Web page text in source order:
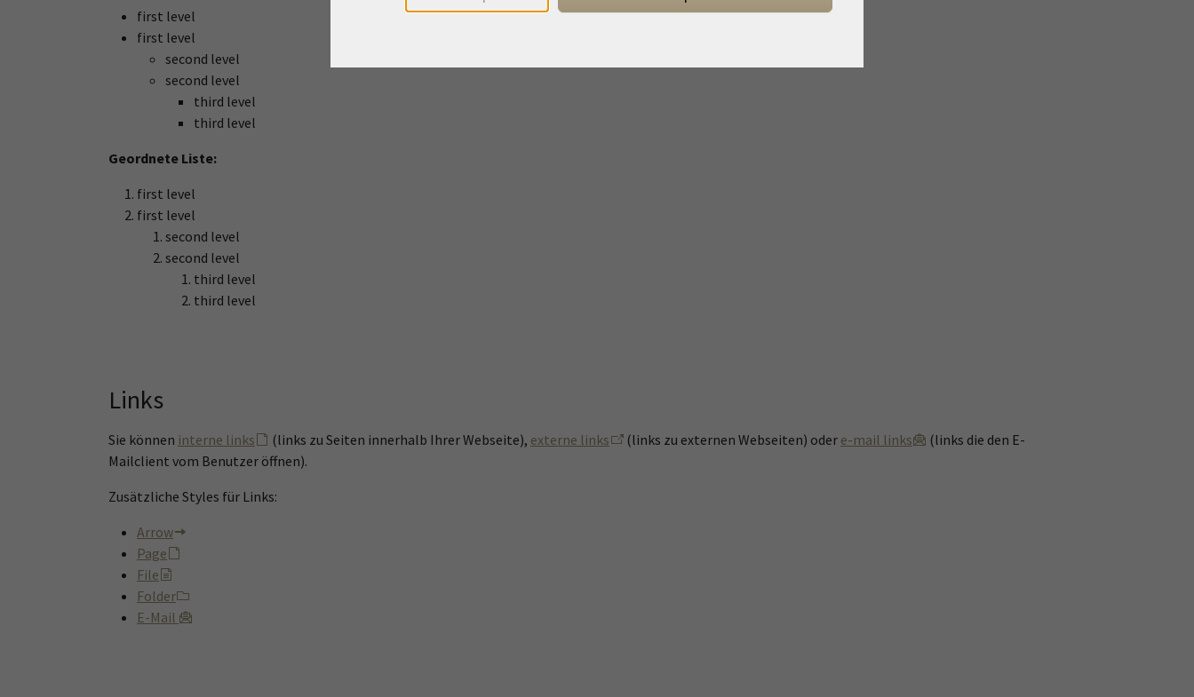
first level
first level
second level
second level
third level
third level
Geordnete Liste:
first level
first level
second level
second level
third level
third level
Links
Sie können interne links (links zu Seiten innerhalb Ihrer Webseite), externe links (links zu externen Webseiten) oder e-mail links
(links die den E-
Mailclient vom Benutzer öffnen).
Zusätzliche Styles für Links:
Arrow
Page
File
Folder
E-Mail